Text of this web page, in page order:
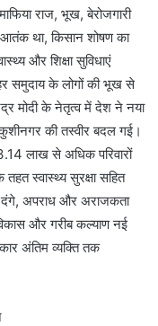
राज, भूख, बेरोजगारी
था, किसान शोषण का
और शिक्षा सुविधाएं
समुदाय के लोगों की भूख से
मोदी के नेतृत्व में देश ने नया
की तस्वीर बदल गई।
लाख से अधिक परिवारों
स्वास्थ्य सुरक्षा सहित
दंगे, अपराध और अराजकता
और गरीब कल्याण नई
अंतिम व्यक्ति तक